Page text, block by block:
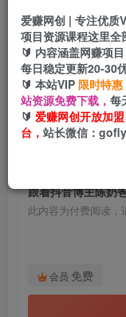
首页 创业课程 会员
跟着抖音博主
通，0基础抖音
爱赚网创
2年前发布
此内容为付费阅读，
会员 免费
爱赚网创 | 专注优质
项目资源课程这里全
🔰 内容涵盖网赚项
每日稳定更新20-30
🔰 本站VIP 限时特惠
站资源免费下载， 每
🔰 爱赚网创开放加
台， 站长微信：